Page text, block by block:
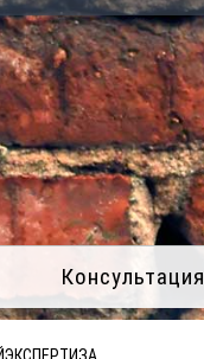
Консультация